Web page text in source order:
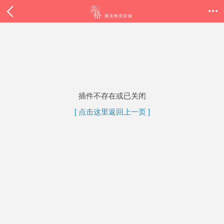

插件不存在或已关闭
[ 点击这里返回上一页 ]